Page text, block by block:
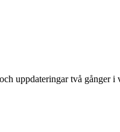
uppdateringar två gånger i